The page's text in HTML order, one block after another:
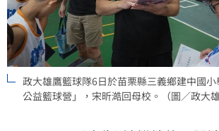
政大雄鷹籃球隊6日於苗栗縣三義鄉建中國
公益籃球營」，宋昕澔回母校。（圖／政大雄